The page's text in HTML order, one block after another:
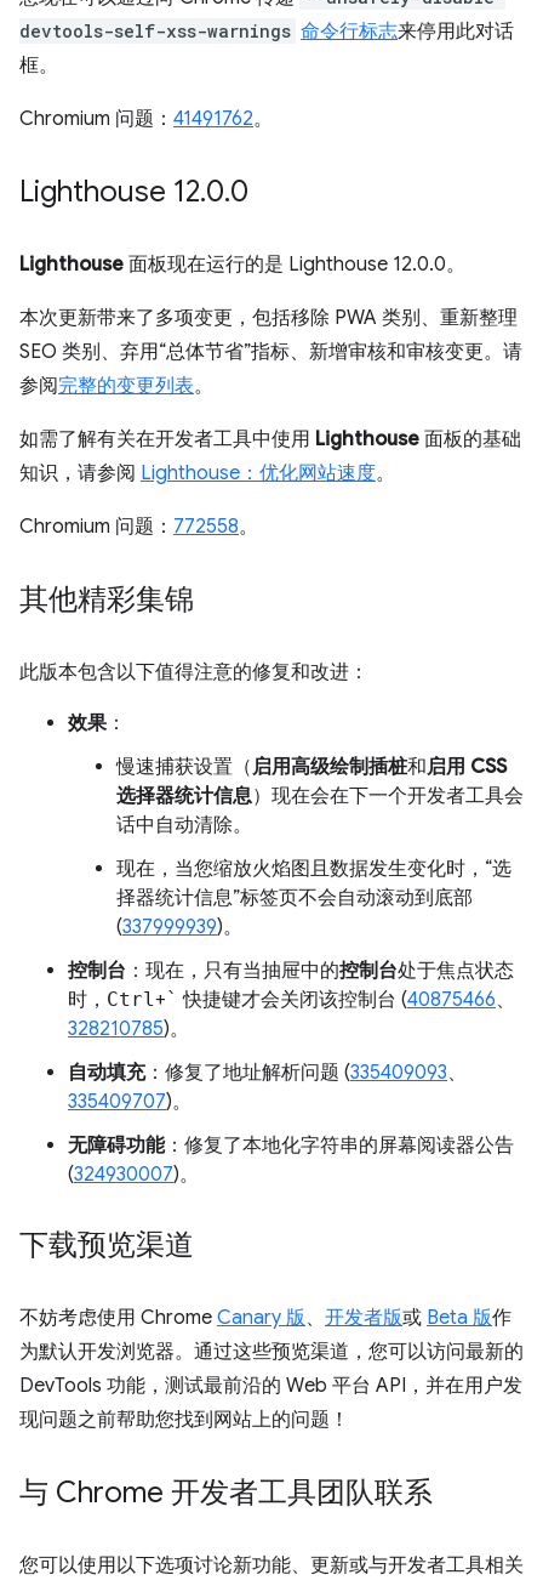
devtools-self-xss-warnings 命令行标志来停用此对话
框。
Chromium 问题： 41491762。
Lighthouse 12.0.0
Lighthouse 面板现在运行的是 Lighthouse 12.0.0。
本次更新带来了多项变更，包括移除 PWA 类别、重新整理
SEO 类别、弃用“总体节省”指标、新增审核和审核变更。请
参阅完整的变更列表。
如需了解有关在开发者工具中使用 Lighthouse 面板的基础
知识，请参阅 Lighthouse：优化网站速度。
Chromium 问题： 772558。
其他精彩集锦
此版本包含以下值得注意的修复和改进：
效果 ：
慢速捕获设置（启用高级绘制插桩和启用 CSS
选择器统计信息）现在会在下一个开发者工具会
话中自动清除。
现在，当您缩放火焰图且数据发生变化时，“选
择器统计信息”标签页不会自动滚动到底部
(337999939)。
控制台 ：现在，只有当抽屉中的控制台处于焦点状态
时， Ctrl+` 快捷键才会关闭该控制台 (40875466、
328210785)。
自动填充：修复了地址解析问题 (335409093、
335409707)。
无障碍功能：修复了本地化字符串的屏幕阅读器公告
(324930007)。
下载预览渠道
不妨考虑使用 Chrome Canary 版、 开发者版或 Beta 版作
为默认开发浏览器。通过这些预览渠道，您可以访问最新的
DevTools 功能，测试最前沿的 Web 平台 API，并在用户发
现问题之前帮助您找到网站上的问题！
与 Chrome 开发者工具团队联系
您可以使用以下选项讨论新功能、更新或与开发者工具相关